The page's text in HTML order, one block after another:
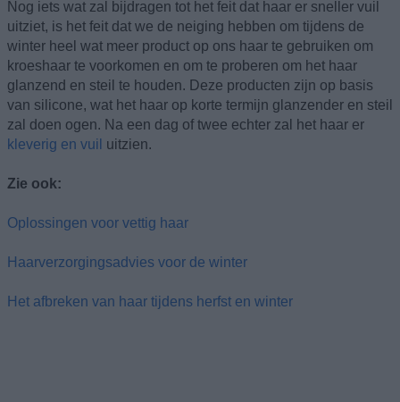
Nog iets wat zal bijdragen tot het feit dat haar er sneller vuil
uitziet, is het feit dat we de neiging hebben om tijdens de
winter heel wat meer product op ons haar te gebruiken om
kroeshaar te voorkomen en om te proberen om het haar
glanzend en steil te houden. Deze producten zijn op basis
van silicone, wat het haar op korte termijn glanzender en steil
zal doen ogen. Na een dag of twee echter zal het haar er
kleverig en vuil uitzien.
Zie ook:
Oplossingen voor vettig haar
Haarverzorgingsadvies voor de winter
Het afbreken van haar tijdens herfst en winter